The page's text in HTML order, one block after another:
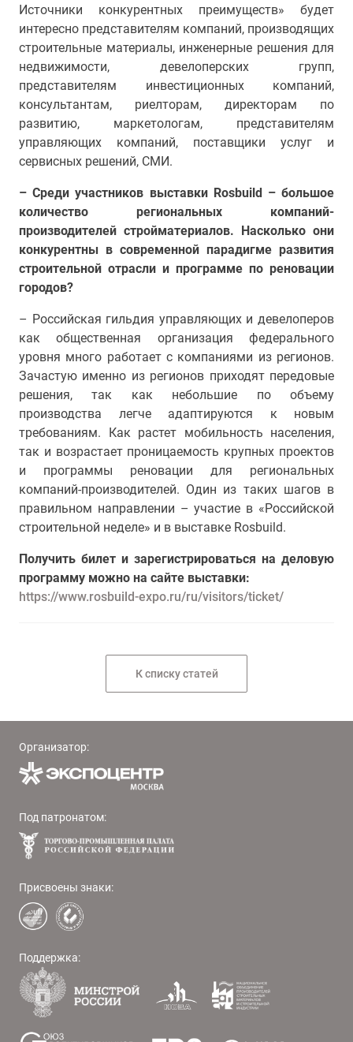
Источники конкурентных преимуществ» будет
интересно представителям компаний, производящих
строительные материалы, инженерные решения для
недвижимости, девелоперских групп,
представителям инвестиционных компаний,
консультантам, риелторам, директорам по
развитию, маркетологам, представителям
управляющих компаний, поставщики услуг и
сервисных решений, СМИ.
– Среди участников выставки Rosbuild – большое
количество региональных компаний-
производителей стройматериалов. Насколько они
конкурентны в современной парадигме развития
строительной отрасли и программе по реновации
городов?
– Российская гильдия управляющих и девелоперов
как общественная организация федерального
уровня много работает с компаниями из регионов.
Зачастую именно из регионов приходят передовые
решения, так как небольшие по объему
производства легче адаптируются к новым
требованиям. Как растет мобильность населения,
так и возрастает проницаемость крупных проектов
и программы реновации для региональных
компаний-производителей. Один из таких шагов в
правильном направлении – участие в «Российской
строительной неделе» и в выставке Rosbuild.
Получить билет и зарегистрироваться на деловую
программу можно на сайте выставки:
https://www.rosbuild-expo.ru/ru/visitors/ticket/
К списку статей
Организатор:
Под патронатом:
Присвоены знаки:
Поддержка: